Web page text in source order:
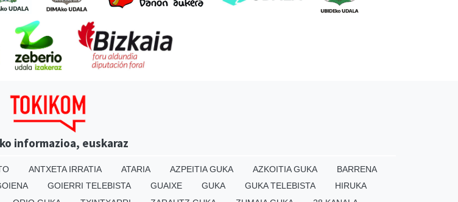
informazioa, euskaraz
ANTXETA IRRATIA ATARIA AZPEITIA GUKA AZKOITIA GUKA
BARRENA
GOIERRI TELEBISTA GUAIXE GUKA GUKA TELEBISTA
HIRUKA